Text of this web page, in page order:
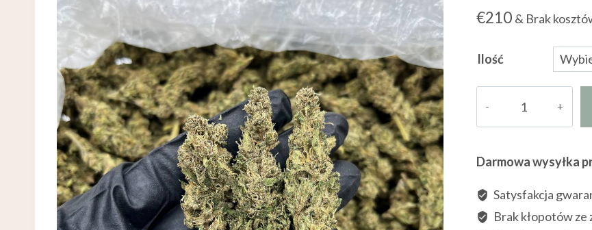
€210 & Brak
Ilość
Cream
Darmowa wysyłka
Satysfakcja
Brak kłopotów